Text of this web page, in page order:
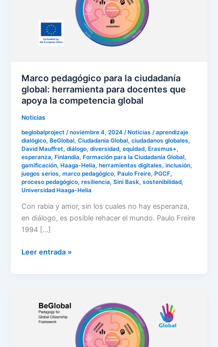
Marco pedagógico para la ciudadanía
global: herramienta para docentes que
apoya la competencia global
Noticias
beglobalproject/noviembre 4, 2024/ Noticias /aprendizaje
dialógico, BeGlobal,Ciudadanía Global,ciudadanos globales,
David Mauffret,diálogo,diversidad,equidad, Erasmus+,
esperanza, Finlandia, Formación para la Ciudadanía Global,
gamificación, Haaga-Helia, herramientas digitales,inclusión,
juegos serios,marco pedagógico, Paulo Freire, PGCF,
proceso pedagógico,resiliencia,Sini Bask,sostenibilidad,
Universidad Haaga-Helia
Con rabia y amor, sin los cuales no hay esperanza,
en diálogo, es posible rehacer el mundo. Paulo Freire
1994 […]
global:
herramienta
apoya
la
competencia
global
Leer entrada »
framework